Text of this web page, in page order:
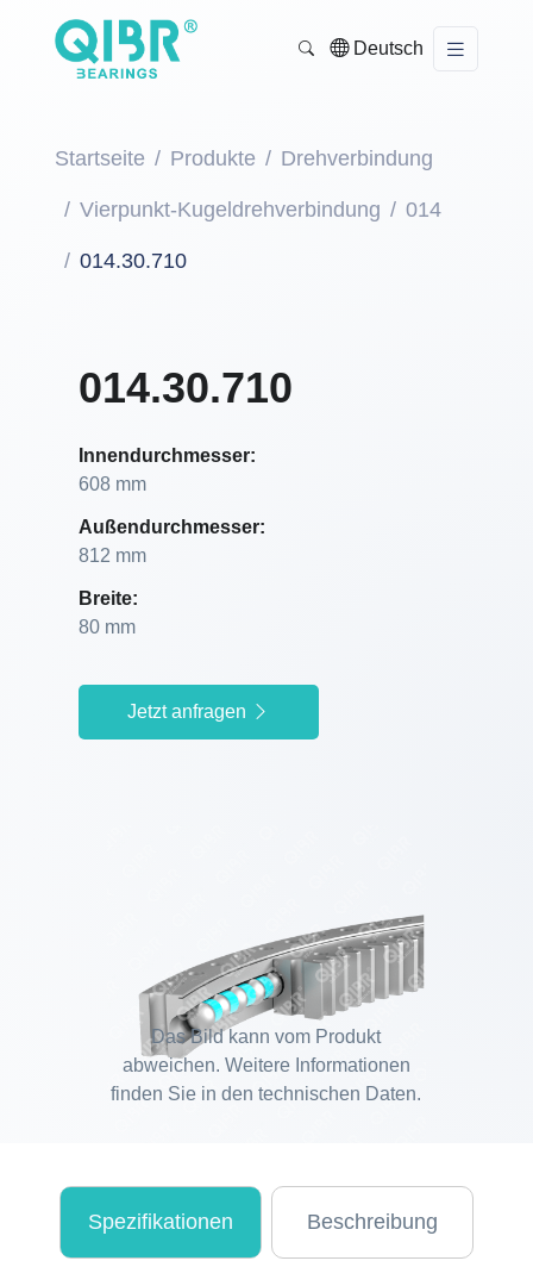
Deutsch
Startseite Produkte Drehverbindung
Vierpunkt-Kugeldrehverbindung 014
014.30.710
014.30.710
Innendurchmesser:
608 mm
Außendurchmesser:
812 mm
Breite:
80 mm
Jetzt anfragen
Das Bild kann vom Produkt
abweichen. Weitere Informationen
finden Sie in den technischen Daten.
Spezifikationen Beschreibung